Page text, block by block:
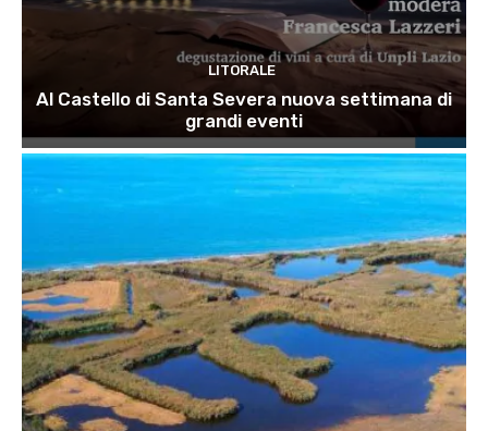
LITORALE
Al Castello di Santa Severa nuova settimana di
grandi eventi